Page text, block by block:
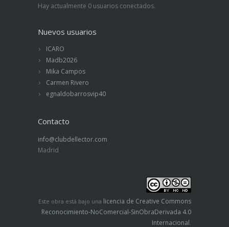
Hay actualmente 0 usuarios conectados.
Nuevos usuarios
ICARO
Madb2026
Mika Campos
Carmen Rivero
egnaldobarrosvip40
Contacto
info@clubdellector.com
Madrid
Este obra está bajo una licencia de Creative Commons
Reconocimiento-NoComercial-SinObraDerivada 4.0
Internacional